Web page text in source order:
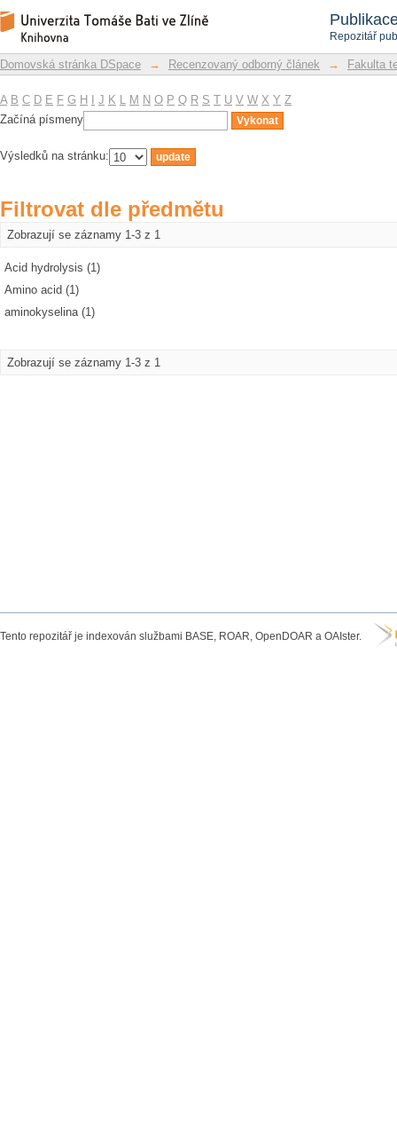
Repozitář
Filtrovat dle předmětu
Repozitář DSpace/Manakin
Domovská stránka DSpace → Recenzovaný odborný článek → Fakulta
A B C D E F G H J K L M N O P Q R S T U V W X Y Z
Začíná písmeny
Výsledků na stránku:
Filtrovat dle předmětu
Zobrazují se záznamy 1-3 z 1
Acid hydrolysis (1)
Amino acid (1)
aminokyselina (1)
Zobrazují se záznamy 1-3 z 1
Tento repozitář je indexován službami BASE, ROAR, OpenDOAR a OAIster.